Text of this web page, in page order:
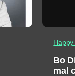
Happy
Bo
mal